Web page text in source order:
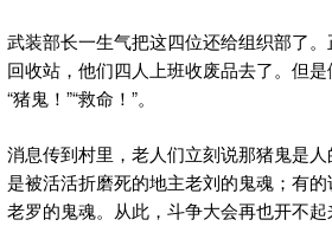
武装部长一生气把这四位还给组织部了
回收站，他们四人上班收废品去了。但
“猪鬼！”“救命！”。
消息传到村里，老人们立刻说那猪鬼是
是被活活折磨死的地主老刘的鬼魂；有
老罗的鬼魂。从此，斗争大会再也开不起